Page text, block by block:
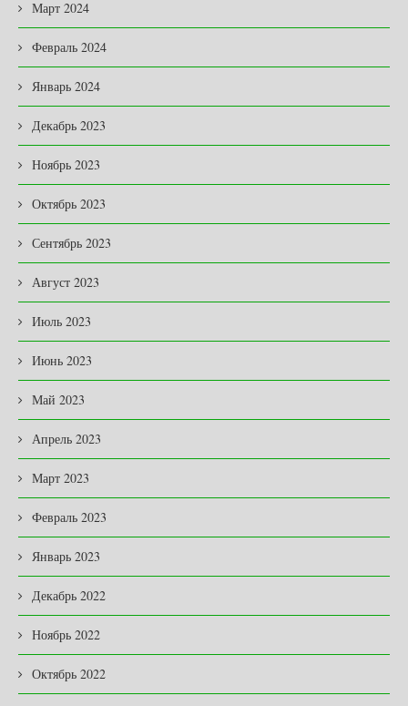
Март 2024
Февраль 2024
Январь 2024
Декабрь 2023
Ноябрь 2023
Октябрь 2023
Сентябрь 2023
Август 2023
Июль 2023
Июнь 2023
Май 2023
Апрель 2023
Март 2023
Февраль 2023
Январь 2023
Декабрь 2022
Ноябрь 2022
Октябрь 2022